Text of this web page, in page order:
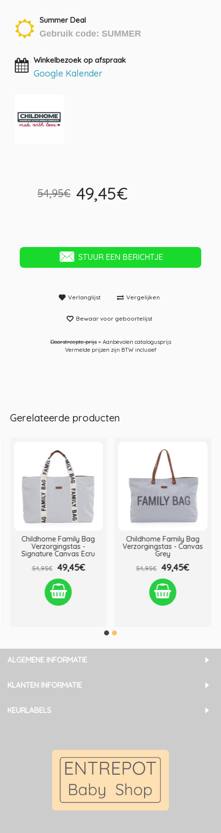
Summer Deal
Gebruik code: SUMMER
Winkelbezoek op afspraak
Google Kalender
54,95€ 49,45€
STUUR EEN BERICHTJE
Verlanglijst Vergelijken
Bewaar voor geboortelijst
Doorstreepte prijs= Aanbevolen catalogusprijs
Vermelde prijzen zijn BTW inclusief
Gerelateerde producten
Childhome Family Bag
Verzorgingstas -
Signature Canvas Ecru
54,95€ 49,45€
Childhome Family Bag
Verzorgingstas - Canvas
Grey
54,95€ 49,45€
ALGEMENE INFORMATIE
KLANTEN INFORMATIE
KEURLABELS